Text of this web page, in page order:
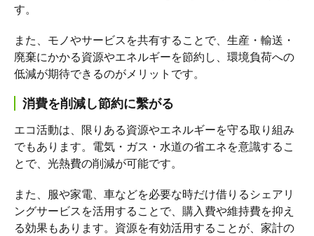
す。
また、モノやサービスを共有することで、生産・輸送・
廃棄にかかる資源やエネルギーを節約し、環境負荷への
低減が期待できるのがメリットです。
消費を削減し節約に繫がる
エコ活動は、限りある資源やエネルギーを守る取り組み
でもあります。電気・ガス・水道の省エネを意識するこ
とで、光熱費の削減が可能です。
また、服や家電、車などを必要な時だけ借りるシェアリ
ングサービスを活用することで、購入費や維持費を抑え
る効果もあります。資源を有効活用することが、家計の